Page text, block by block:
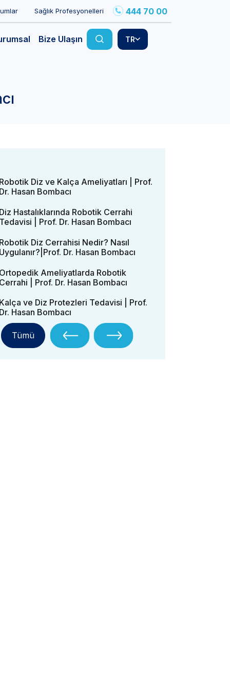
Sağlık Profesyonelleri 444 70 00
Bize Ulaşın TR
Robotik Diz ve Kalça Ameliyatları | Prof.
Dr. Hasan Bombacı
Diz Hastalıklarında Robotik Cerrahi
Tedavisi | Prof. Dr. Hasan Bombacı
Robotik Diz Cerrahisi Nedir? Nasıl
Uygulanır?|Prof. Dr. Hasan Bombacı
Ortopedik Ameliyatlarda Robotik
Cerrahi | Prof. Dr. Hasan Bombacı
Kalça ve Diz Protezleri Tedavisi | Prof.
Dr. Hasan Bombacı
Tümü